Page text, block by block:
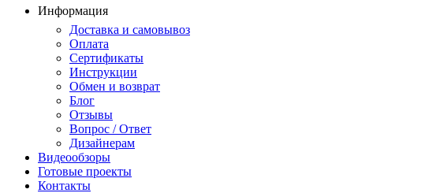
Информация
Доставка и самовывоз
Оплата
Сертификаты
Инструкции
Обмен и возврат
Блог
Отзывы
Вопрос / Ответ
Дизайнерам
Видеообзоры
Готовые проекты
Контакты